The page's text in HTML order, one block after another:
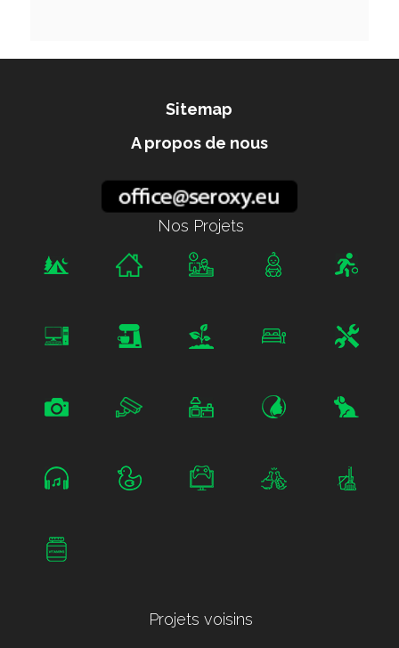
Sitemap
A propos de nous
Nos Projets
Projets voisins